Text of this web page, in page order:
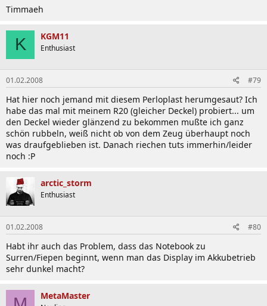
Timmaeh
K KGM11
Enthusiast
01.02.2008 #79
Hat hier noch jemand mit diesem Perloplast herumgesaut? Ich
habe das mal mit meinem R20 (gleicher Deckel) probiert... um
den Deckel wieder glänzend zu bekommen mußte ich ganz
schön rubbeln, weiß nicht ob von dem Zeug überhaupt noch
was draufgeblieben ist. Danach riechen tuts immerhin/leider
noch :P
arctic_storm
Enthusiast
01.02.2008 #80
Habt ihr auch das Problem, dass das Notebook zu
Surren/Fiepen beginnt, wenn man das Display im Akkubetrieb
sehr dunkel macht?
MetaMaster